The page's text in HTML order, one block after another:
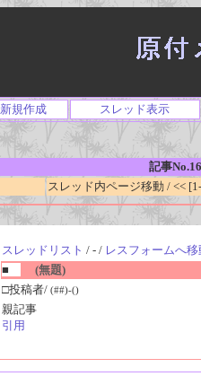
新規作成 スレッド表示
記事
スレッド内ページ移動 / <<
スレッドリスト / - / レスフォームへ移
■
(無題)
□投稿者/ (##)-()
親記事
引用